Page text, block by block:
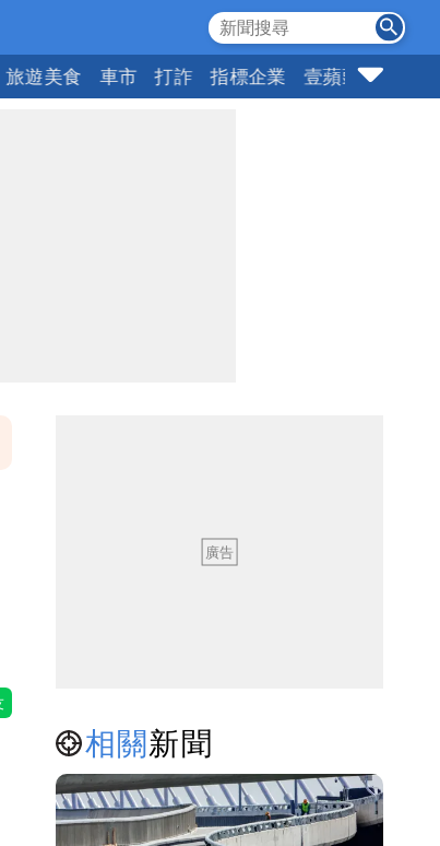
旅遊美食 車市 打詐 指標企業 壹蘋頭家
相關新聞